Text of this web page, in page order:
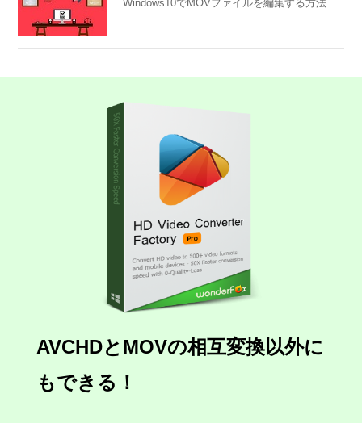
Windows10でMOVファイルを編集する方法
AVCHDとMOVの相互変換以外に
もできる！